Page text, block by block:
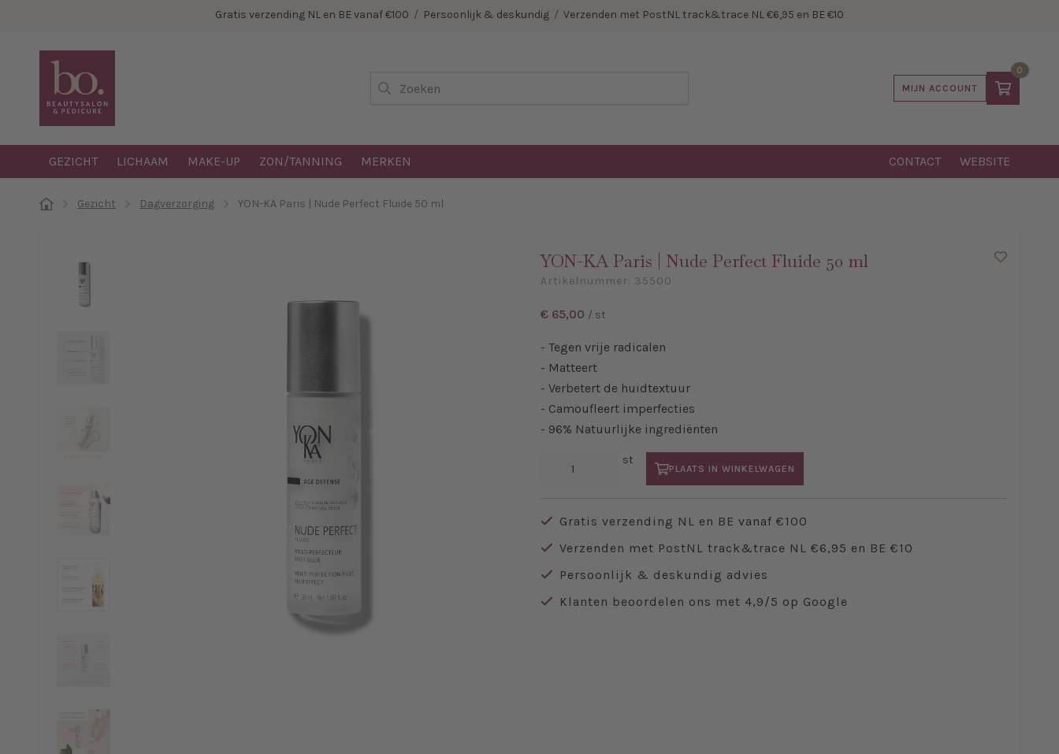
Gratis verzending NL en BE vanaf €100 / Persoonlijk & deskundig / Verzenden met PostNL track&trace NL €6,95 en BE €10
MIJN ACCOUNT
0
Zoeken
GEZICHT LICHAAM MAKE-UP ZON/TANNING MERKEN CONTACT WEBSITE
Gezicht Dagverzorging YON-KA Paris | Nude Perfect Fluide 50 ml
YON-KA Paris | Nude Perfect Fluide 50 ml
Artikelnummer: 35500
€ 65,00 / st
- Tegen vrije radicalen
- Matteert
- Verbetert de huidtextuur
- Camoufleert imperfecties
- 96% Natuurlijke ingrediënten
st
PLAATS IN WINKELWAGEN
Gratis verzending NL en BE vanaf €100
Verzenden met PostNL track&trace NL €6,95 en BE €10
Persoonlijk & deskundig advies
Klanten beoordelen ons met 4,9/5 op Google